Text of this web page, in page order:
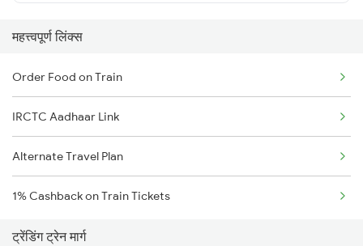
महत्त्वपूर्ण लिंक्स
Order Food on Train
IRCTC Aadhaar Link
Alternate Travel Plan
1% Cashback on Train Tickets
ट्रेंडिंग ट्रेन मार्ग